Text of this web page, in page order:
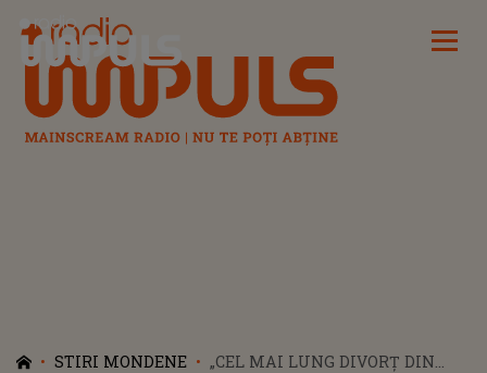
Radio Impuls
STIRI MONDENE
„CEL MAI LUNG DIVORȚ DIN